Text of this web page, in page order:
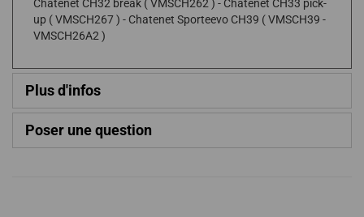
Chatenet CH32 break ( VMSCH262 ) - Chatenet CH33 pick-
up ( VMSCH267 ) - Chatenet Sporteevo CH39 ( VMSCH39 -
VMSCH26A2 )
Plus d'infos
Poser une question